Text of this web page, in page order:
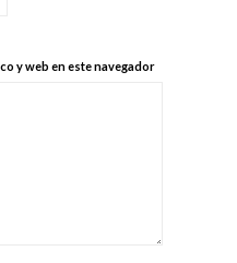
y web en este navegador